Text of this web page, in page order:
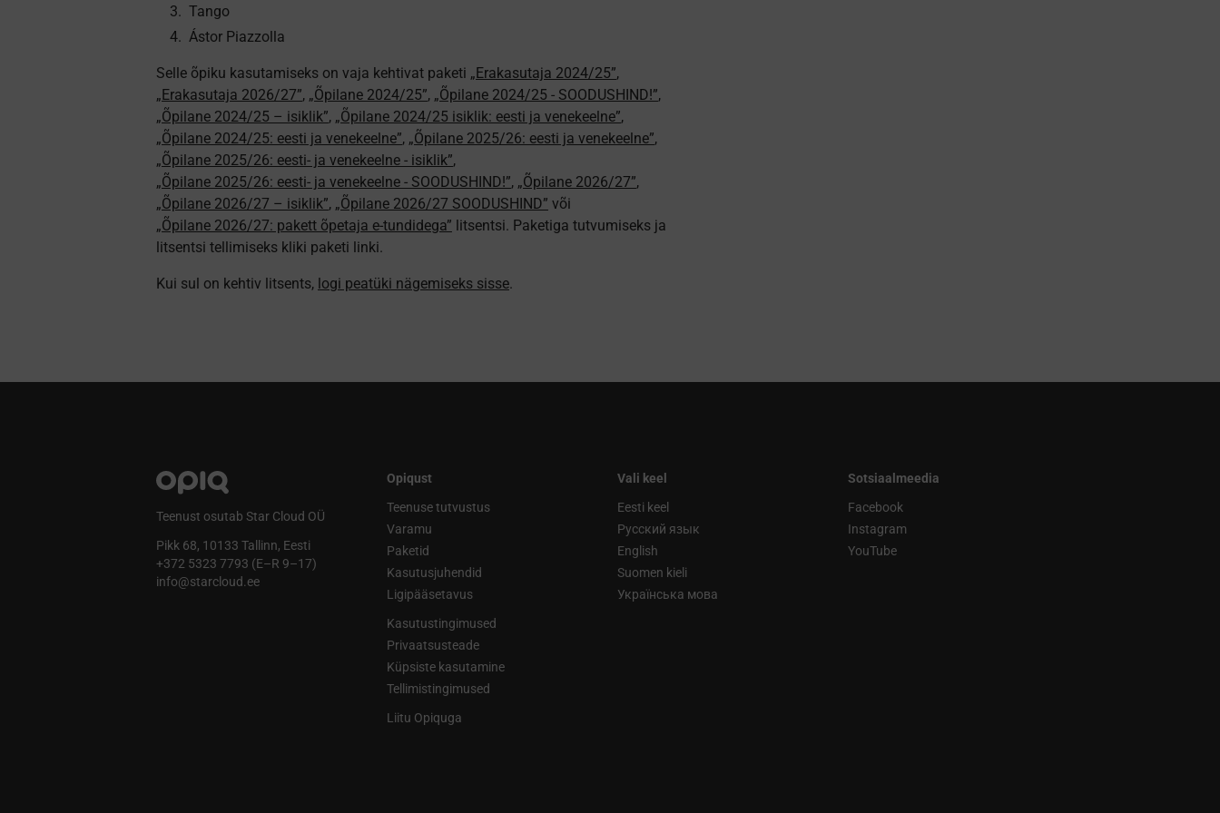
Tango
Ástor Piazzolla
Selle õpiku kasutamiseks on vaja kehtivat paketi „Erakasutaja 2024/25”,
„Erakasutaja 2026/27”, „Õpilane 2024/25”, „Õpilane 2024/25 - SOODUSHIND!”,
„Õpilane 2024/25 – isiklik”, „Õpilane 2024/25 isiklik: eesti ja venekeelne”,
„Õpilane 2024/25: eesti ja venekeelne”, „Õpilane 2025/26: eesti ja venekeelne”,
„Õpilane 2025/26: eesti- ja venekeelne - isiklik”,
„Õpilane 2025/26: eesti- ja venekeelne - SOODUSHIND!”, „Õpilane 2026/27”,
„Õpilane 2026/27 – isiklik”, „Õpilane 2026/27 SOODUSHIND” või
„Õpilane 2026/27: pakett õpetaja e-tundidega” litsentsi. Paketiga tutvumiseks ja
litsentsi tellimiseks kliki paketi linki.
Kui sul on kehtiv litsents, logi peatüki nägemiseks sisse.
Teenust osutab Star Cloud OÜ
Pikk 68, 10133 Tallinn, Eesti
+372 5323 7793 (E–R 9–17)
info@starcloud.ee
Opiqust
Teenuse tutvustus
Varamu
Paketid
Kasutusjuhendid
Ligipääsetavus
Kasutustingimused
Privaatsusteade
Küpsiste kasutamine
Tellimistingimused
Liitu Opiquga
Vali keel
Eesti keel
Русский язык
English
Suomen kieli
Українська мова
Sotsiaalmeedia
Facebook
Instagram
YouTube